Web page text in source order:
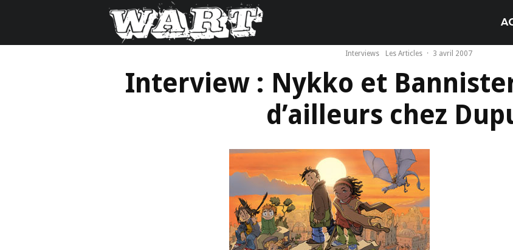
Interviews Les Articles · 3 avril 2007
Interview : Nykko et
d’ailleurs chez